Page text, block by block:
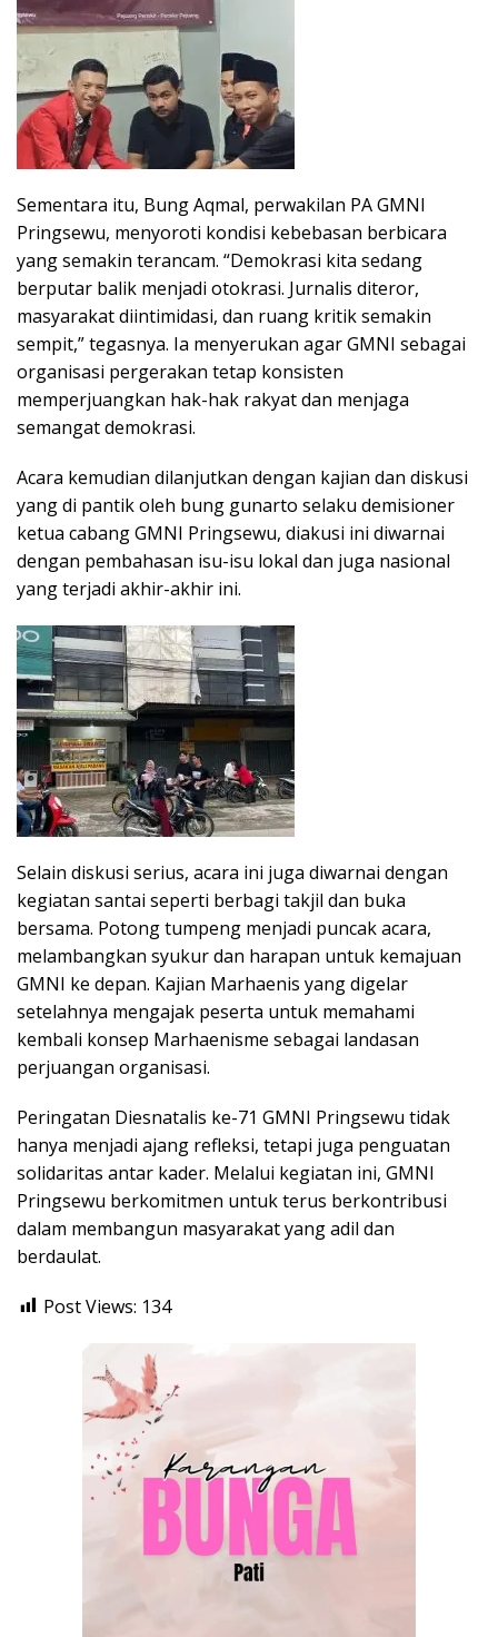
Sementara itu, Bung Aqmal, perwakilan PA GMNI
Pringsewu, menyoroti kondisi kebebasan berbicara
yang semakin terancam. “Demokrasi kita sedang
berputar balik menjadi otokrasi. Jurnalis diteror,
masyarakat diintimidasi, dan ruang kritik semakin
sempit,” tegasnya. Ia menyerukan agar GMNI sebagai
organisasi pergerakan tetap konsisten
memperjuangkan hak-hak rakyat dan menjaga
semangat demokrasi.
Acara kemudian dilanjutkan dengan kajian dan diskusi
yang di pantik oleh bung gunarto selaku demisioner
ketua cabang GMNI Pringsewu, diakusi ini diwarnai
dengan pembahasan isu-isu lokal dan juga nasional
yang terjadi akhir-akhir ini.
Selain diskusi serius, acara ini juga diwarnai dengan
kegiatan santai seperti berbagi takjil dan buka
bersama. Potong tumpeng menjadi puncak acara,
melambangkan syukur dan harapan untuk kemajuan
GMNI ke depan. Kajian Marhaenis yang digelar
setelahnya mengajak peserta untuk memahami
kembali konsep Marhaenisme sebagai landasan
perjuangan organisasi.
Peringatan Diesnatalis ke-71 GMNI Pringsewu tidak
hanya menjadi ajang refleksi, tetapi juga penguatan
solidaritas antar kader. Melalui kegiatan ini, GMNI
Pringsewu berkomitmen untuk terus berkontribusi
dalam membangun masyarakat yang adil dan
berdaulat.
Post Views: 134